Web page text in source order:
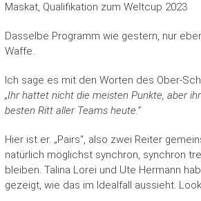
Maskat, Qualifikation zum Weltcup 2023
Dasselbe Programm wie gestern, nur
Waffe.
Ich sage es mit den Worten des Ober-
„Ihr hattet nicht die meisten Punkte, aber
besten Ritt aller Teams heute.“
Hier ist er. „Pairs“, also zwei Reiter
natürlich möglichst synchron, synchron
bleiben. Talina Lorei und Ute Hermann
gezeigt, wie das im Idealfall aussieht.